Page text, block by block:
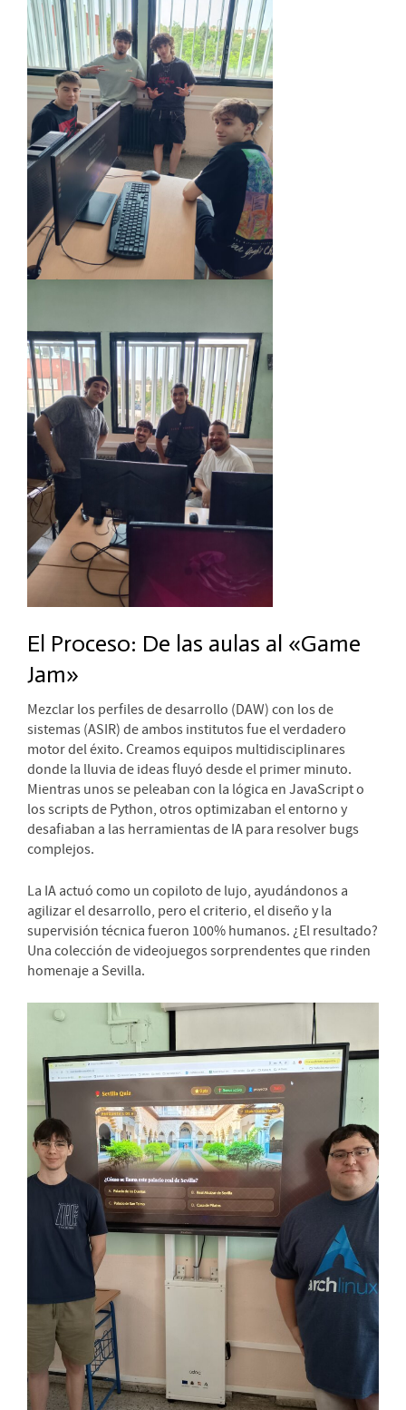
El Proceso: De las aulas al «Game
Jam»
Mezclar los perfiles de desarrollo (DAW) con los de
sistemas (ASIR) de ambos institutos fue el verdadero
motor del éxito. Creamos equipos multidisciplinares
donde la lluvia de ideas fluyó desde el primer minuto.
Mientras unos se peleaban con la lógica en JavaScript o
los scripts de Python, otros optimizaban el entorno y
desafiaban a las herramientas de IA para resolver bugs
complejos.
La IA actuó como un copiloto de lujo, ayudándonos a
agilizar el desarrollo, pero el criterio, el diseño y la
supervisión técnica fueron 100% humanos. ¿El resultado?
Una colección de videojuegos sorprendentes que rinden
homenaje a Sevilla.